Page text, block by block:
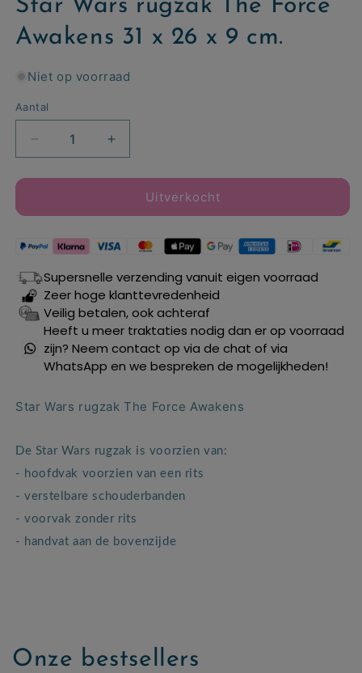
Star Wars rugzak The Force
Awakens 31 x 26 x 9 cm.
Niet op voorraad
Aantal
Aantal
verlagen
voor
Wars
The
Awakens
31
x
26
x
Aantal
verhogen
voor
Wars
The
Awakens
31
x
26
x
9
Uitverkocht
Supersnelle verzending vanuit eigen voorraad
Zeer hoge klanttevredenheid
Veilig betalen, ook achteraf
Heeft u meer traktaties nodig dan er op voorraad
zijn? Neem contact op via de chat of via
WhatsApp en we bespreken de mogelijkheden!
Star Wars rugzak The Force Awakens
De Star Wars rugzak is voorzien van:
- hoofdvak voorzien van een rits
- verstelbare schouderbanden
- voorvak zonder rits
- handvat aan de bovenzijde
Onze bestsellers